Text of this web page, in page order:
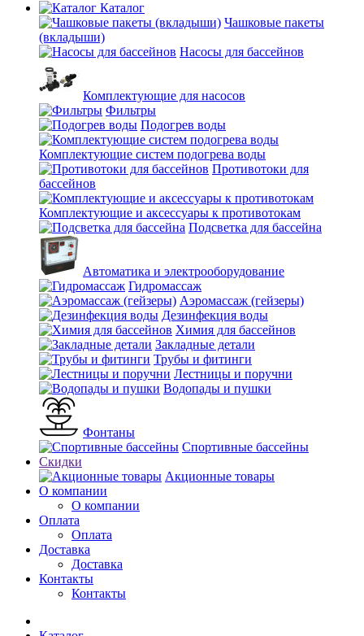
Каталог
Чашковые пакеты
(вкладыши)
Насосы для бассейнов
Комплектующие для насосов
Фильтры
Подогрев воды
Комплектующие систем подогрева воды
Противотоки для
бассейнов
Комплектующие и аксессуары к противотокам
Подсветка для бассейна
Автоматика и электрооборудование
Гидромассаж
Аэромассаж (гейзеры)
Дезинфекция воды
Химия для бассейнов
Закладные детали
Трубы и фитинги
Лестницы и поручни
Водопады и пушки
Фонтаны
Спортивные бассейны
Скидки
Акционные товары
О компании
О компании
Оплата
Оплата
Доставка
Доставка
Контакты
Контакты